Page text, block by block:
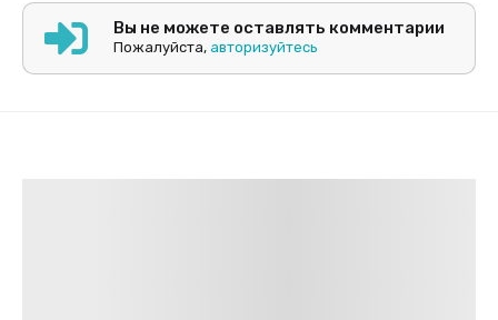
Вы не можете оставлять комментарии
Пожалуйста, авторизуйтесь